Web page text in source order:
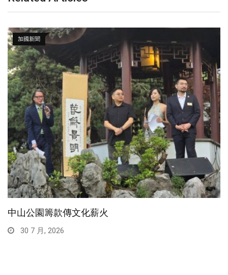
加國新聞
中山公園籌款傳文化薪火
30 7 月, 2026